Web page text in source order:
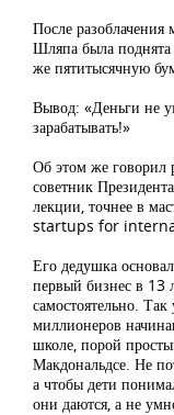
После разоблачения
Шляпа была поднята
же пятитысячную
Вывод: «Деньги не
зарабатывать!»
Об этом же говорил
советник
лекции, точнее в
startups for
Его дедушка
первый бизнес в 13
самостоятельно.
миллионеров
школе, порой
Макдональдсе. Не
а чтобы дети
они даются, а не